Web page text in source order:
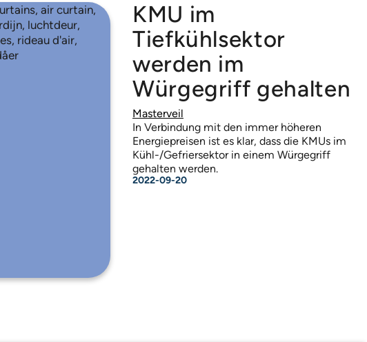
KMU im
Tiefkühlsektor
werden im
Würgegriff gehalten
Masterveil
In Verbindung mit den immer höheren
Energiepreisen ist es klar, dass die KMUs im
Kühl-/Gefriersektor in einem Würgegriff
gehalten werden.
2022-09-20